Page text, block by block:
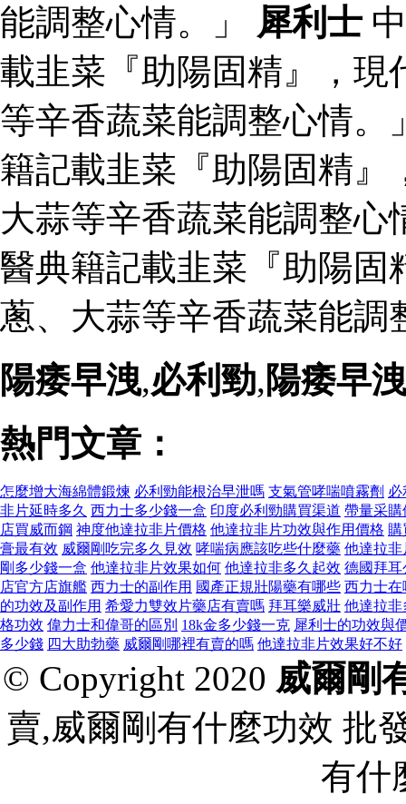
能調整心情。」 犀利士
載韭菜『助陽固精』，現
等辛香蔬菜能調整心情。
籍記載韭菜『助陽固精』
大蒜等辛香蔬菜能調整
醫典籍記載韭菜『助陽固
蔥、大蒜等辛香蔬菜能調
陽痿早洩,必利勁, 陽痿早洩
熱門文章：
怎麼增大海綿體鍛煉 必利勁能根治早泄嗎 支氣管哮喘噴霧劑 必
非片延時多久 西力士多少錢一盒 印度必利勁購買渠道 帶量采購
店買威而鋼 神度他達拉非片價格 他達拉非片功效與作用價格 購
膏最有效 威爾剛吃完多久見效 哮喘病應該吃些什麼藥 他達拉非
剛多少錢一盒 他達拉非片效果如何 他達拉非多久起效 德國拜耳
店官方店旗艦 西力士的副作用 國產正規壯陽藥有哪些 西力士在
的功效及副作用 希愛力雙效片藥店有賣嗎 拜耳樂威壯 他達拉非
格功效 偉力士和偉哥的區別 18k金多少錢一克 犀利士的功效與
多少錢 四大助勃藥 威爾剛哪裡有賣的嗎 他達拉非片效果好不好
© Copyright 2020 威爾剛
賣,威爾剛有什麼功效 批
有什